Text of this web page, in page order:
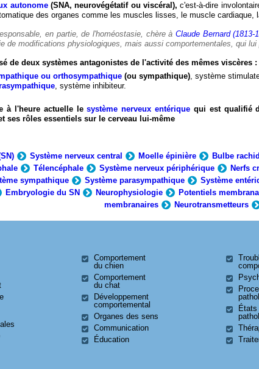
autonome(SNA, neurovégétatif ou viscéral), c'est-à-dire
des organes comme les muscles lisses, le muscle cardiaque,
en partie, de l'homéostasie, chère àClaude Bernard (1813-
de modifications physiologiques, mais aussi comportementales, qui
de deux systèmes antagonistes de l'activité des mêmes viscères :
ou orthosympathique (ou sympathique), système
, système inhibiteur.
à l'heure actuelle lesystème nerveux entérique qui est qualifié
ses rôles essentiels sur le cerveau lui-même
Système nerveux central Moelle épinière Bulbe
Télencéphale Système nerveux périphérique Nerfs
sympathique Système parasympathique Système
Embryologie du SN Neurophysiologie Potentiels
membranaires
Neurotransmetteurs
Comportement
du chien
Comportement
du chat
Développement
comportemental
Organes des sens
Communication
Éducation
États